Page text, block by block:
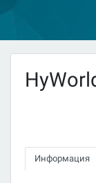
Информация